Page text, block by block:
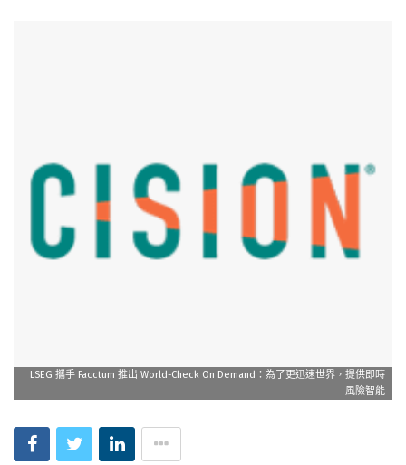
LSEG 攜手 Facctum 推出 World-Check On Demand：為了更迅速世界，提供即時
風險智能